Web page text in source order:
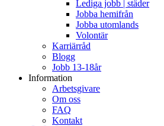
Lediga jobb | städer
Jobba hemifrån
Jobba utomlands
Volontär
Karriärråd
Blogg
Jobb 13-18år
Information
Arbetsgivare
Om oss
FAQ
Kontakt